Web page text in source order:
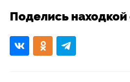
Поделись находкой